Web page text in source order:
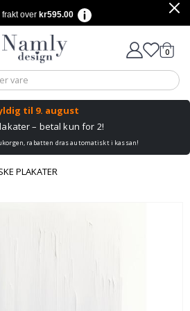
frakt over kr595.00
Basert på 1025 stemmer 0varer
til 9. august
– betal kun for 2!
rabatten dras automatiskt i kassan!
PLAKATER